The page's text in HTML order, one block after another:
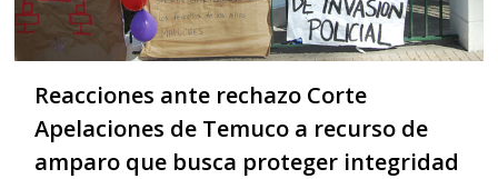
Reacciones ante rechazo Corte
Apelaciones de Temuco a recurso de
amparo que busca proteger integridad